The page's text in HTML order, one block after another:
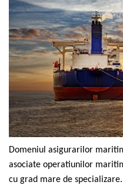
Domeniul asigurarilor
asociate operatiunilor
cu grad mare de